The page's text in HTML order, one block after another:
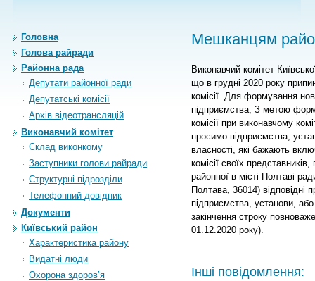
Головна
Голова райради
Районна рада
Депутати районної ради
Депутатські комісії
Архiв вiдеотрансляцiй
Виконавчий комітет
Склад виконкому
Заступники голови райради
Структурні підрозділи
Телефонний довідник
Документи
Київський район
Характеристика району
Видатні люди
Охорона здоров’я
Мешканцям
Виконавчий комітет
що в грудні 2020 року
комісії. Для формування
підприємства, З метою
комісії при виконавчому
просимо підприємства,
власності, які бажають
комісії своїх
районної в місті Полтаві
Полтава, 36014) відповідні
підприємства, установи, або
закінчення строку
01.12.2020 року).
Інші повідомлення: